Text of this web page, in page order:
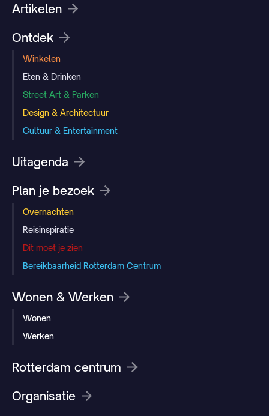
Artikelen
Ontdek
Winkelen
Eten & Drinken
Street Art & Parken
Design & Architectuur
Cultuur & Entertainment
Uitagenda
Plan je bezoek
Overnachten
Reisinspiratie
Dit moet je zien
Bereikbaarheid Rotterdam Centrum
Wonen & Werken
Wonen
Werken
Rotterdam centrum
Organisatie